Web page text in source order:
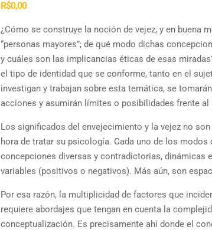
R$0,00
¿Cómo se construye la noción de vejez, y en buena
“personas mayores”; de qué modo dichas
y cuáles son las implicancias éticas de esas
el tipo de identidad que se conforme, tanto en el
investigan y trabajan sobre esta temática, se
acciones y asumirán límites o posibilidades frente
Los significados del envejecimiento y la vejez no
hora de tratar su psicología. Cada uno de los modos
concepciones diversas y contradictorias, dinámicas
variables (positivos o negativos). Más aún, son
Por esa razón, la multiplicidad de factores que
requiere abordajes que tengan en cuenta la
conceptualización. Es precisamente ahí donde el